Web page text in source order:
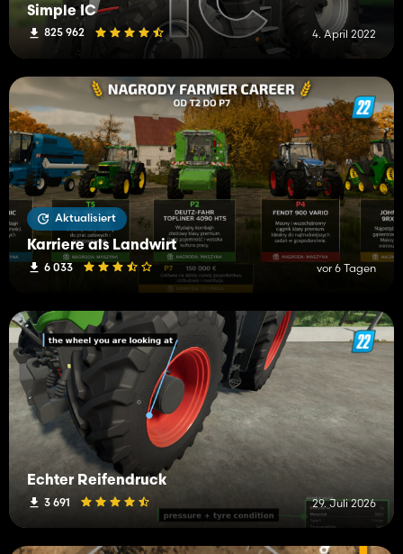
Simple IC
825 962 4. April 2022
Aktualisiert
Karriere als Landwirt
6 033 vor 6 Tagen
Echter Reifendruck
3 691 29. Juli 2026